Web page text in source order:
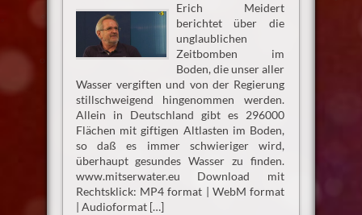
Erich Meidert
berichtet über die
unglaublichen
Zeitbomben im
Boden, die unser aller
Wasser vergiften und von der Regierung
stillschweigend hingenommen werden.
Allein in Deutschland gibt es 296000
Flächen mit giftigen Altlasten im Boden,
so daß es immer schwieriger wird,
überhaupt gesundes Wasser zu finden.
www.mitserwater.eu Download mit
Rechtsklick: MP4 format | WebM format
| Audioformat […]